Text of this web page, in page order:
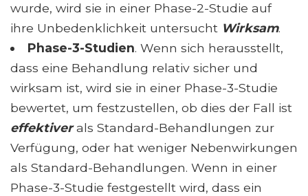
wurde, wird sie in einer Phase-2-Studie auf
ihre Unbedenklichkeit untersucht Wirksam.
Phase-3-Studien. Wenn sich herausstellt,
dass eine Behandlung relativ sicher und
wirksam ist, wird sie in einer Phase-3-Studie
bewertet, um festzustellen, ob dies der Fall ist
effektiver als Standard-Behandlungen zur
Verfügung, oder hat weniger Nebenwirkungen
als Standard-Behandlungen. Wenn in einer
Phase-3-Studie festgestellt wird, dass ein